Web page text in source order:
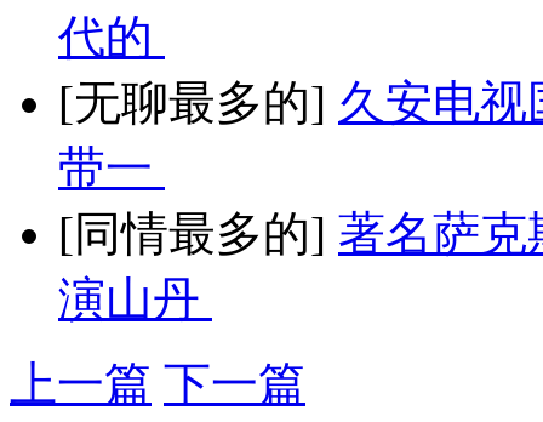
代的
[无聊最多的] 久安电视
带一
[同情最多的] 著名萨克
演山丹
上一篇 下一篇